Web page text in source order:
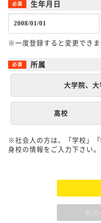
生年月日
※一度登録すると変更できま
所属
大学院、
高校
※社会人の方は、「学校」
身校の情報をご入力下さい。
前